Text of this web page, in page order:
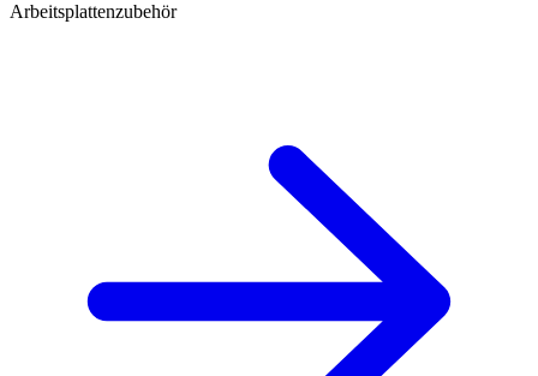
Arbeitsplattenzubehör